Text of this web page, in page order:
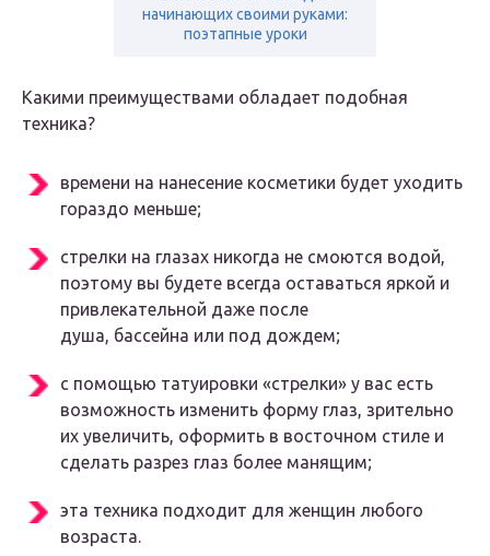
начинающих своими руками:
поэтапные уроки
Какими преимуществами обладает подобная
техника?
времени на нанесение косметики будет уходить
гораздо меньше;
стрелки на глазах никогда не смоются водой,
поэтому вы будете всегда оставаться яркой и
привлекательной даже после
душа, бассейна или под дождем;
с помощью татуировки «стрелки» у вас есть
возможность изменить форму глаз, зрительно
их увеличить, оформить в восточном стиле и
сделать разрез глаз более манящим;
эта техника подходит для женщин любого
возраста.